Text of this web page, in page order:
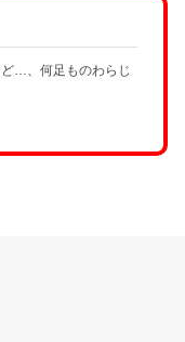
…、何足ものわらじ